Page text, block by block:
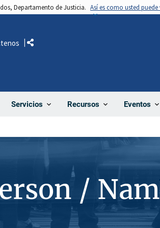
Departamento de Justicia. Así es como usted
Servicios Recursos Eventos
Comparte
/